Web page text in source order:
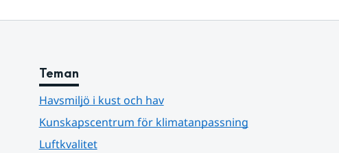
Teman
Havsmiljö i kust och hav
Kunskapscentrum för klimatanpassning
Luftkvalitet